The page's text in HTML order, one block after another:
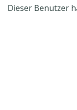
Dieser Benutzer